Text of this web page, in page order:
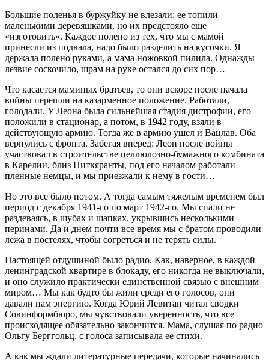
Большие поленья в буржуйку не влезали: ее топили
маленькими деревяшками, но их предстояло еще
«изготовить». Каждое полено из тех, что мы с мамой
принесли из подвала, надо было разделить на кусочки. Я
держала полено руками, а мама ножовкой пилила. Однажды
лезвие соскочило, шрам на руке остался до сих пор…
Что касается маминых братьев, то они вскоре после начала
войны перешли на казарменное положение. Работали,
голодали. У Леона была сильнейшая стадия дистрофии, его
положили в стационар, а потом, в 1942 году, взяли в
действующую армию. Тогда же в армию ушел и Вацлав. Оба
вернулись с фронта. Забегая вперед: Леон после войны
участвовал в строительстве целлюлозно-бумажного комбината
в Карелии, близ Питкяранты, под его началом работали
пленные немцы, и мы приезжали к нему в гости…
Но это все было потом. А тогда самым тяжелым временем был
период с декабря 1941‑го по март 1942‑го. Мы спали не
раздеваясь, в шубах и шапках, укрывшись несколькими
перинами. Да и днем почти все время мы с братом проводили
лежа в постелях, чтобы согреться и не терять силы.
Настоящей отдушиной было радио. Как, наверное, в каждой
ленинградской квартире в блокаду, его никогда не выключали,
и оно служило практически единственной связью с внешним
миром… Мы как будто бы жили среди его голосов, они
давали нам энергию. Когда Юрий Левитан читал сводки
Совинформбюро, мы чувствовали уверенность, что все
происходящее обязательно закончится. Мама, слушая по радио
Ольгу Берггольц, с голоса записывала ее стихи.
А как мы ждали литературные передачи, которые начинались